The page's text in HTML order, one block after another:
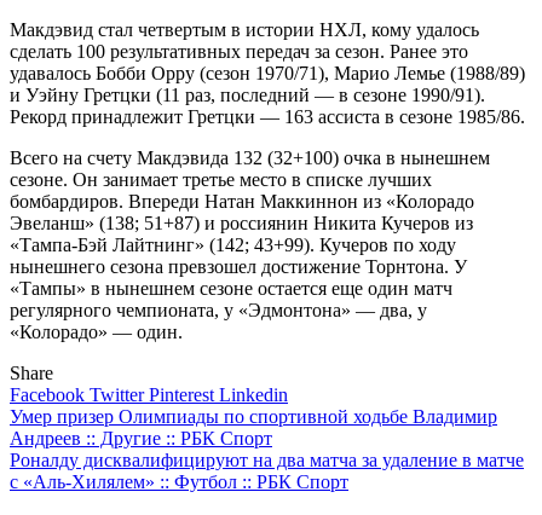
Макдэвид стал четвертым в истории НХЛ, кому удалось
сделать 100 результативных передач за сезон. Ранее это
удавалось Бобби Орру (сезон 1970/71), Марио Лемье (1988/89)
и Уэйну Гретцки (11 раз, последний — в сезоне 1990/91).
Рекорд принадлежит Гретцки — 163 ассиста в сезоне 1985/86.
Всего на счету Макдэвида 132 (32+100) очка в нынешнем
сезоне. Он занимает третье место в списке лучших
бомбардиров. Впереди Натан Маккиннон из «Колорадо
Эвеланш» (138; 51+87) и россиянин Никита Кучеров из
«Тампа-Бэй Лайтнинг» (142; 43+99). Кучеров по ходу
нынешнего сезона превзошел достижение Торнтона. У
«Тампы» в нынешнем сезоне остается еще один матч
регулярного чемпионата, у «Эдмонтона» — два, у
«Колорадо» — один.
Share
Facebook TwitterPinterest Linkedin
Навигация
по
записям
Умер призер Олимпиады по спортивной ходьбе Владимир
Андреев :: Другие :: РБК Спорт
Роналду дисквалифицируют на два матча за удаление в матче
с «Аль-Хилялем» :: Футбол :: РБК Спорт